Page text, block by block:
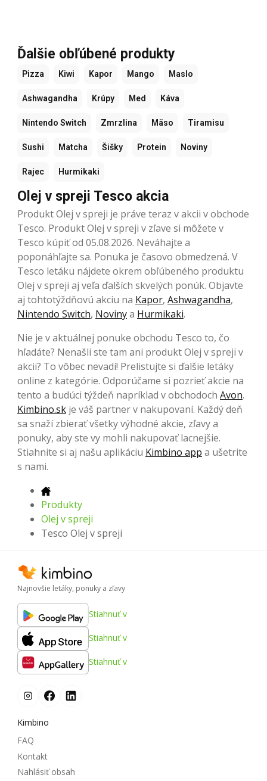
Ďalšie obľúbené produkty
Pizza Kiwi Kapor Mango Maslo
Ashwagandha Krúpy Med Káva
Nintendo Switch Zmrzlina Mäso Tiramisu
Sushi Matcha Šišky Protein Noviny
Rajec Hurmikaki
Olej v spreji Tesco akcia
Produkt Olej v spreji je práve teraz v akcii v obchode
Tesco. Produkt Olej v spreji v zľave si môžete v
Tesco kúpiť od 05.08.2026. Neváhajte a
poponáhľajte sa. Ponuka je časovo obmedzená. V
Tesco letáku nájdete okrem obľúbeného produktu
Olej v spreji aj veľa ďalších skvelých ponúk. Objavte
aj tohtotýždňovú akciu na Kapor, Ashwagandha,
Nintendo Switch, Novinya Hurmikaki.
Nie je v aktuálnej ponuke obchodu Tesco to, čo
hľadáte? Nenašli ste tam ani produkt Olej v spreji v
akcii? To vôbec nevadí! Prelistujte si ďalšie letáky
online z kategórie. Odporúčame si pozrieť akcie na
tento a budúci týždeň napríklad v obchodoch Avon.
Kimbino.sk je váš partner v nakupovaní. Každý deň
sa snaží zbierať všetky výhodné akcie, zľavy a
ponuky, aby ste vy mohli nakupovať lacnejšie.
Stiahnite si aj našu aplikáciu Kimbino app a ušetrite
s nami.
Produkty
Olej v spreji
Tesco Olej v spreji
Najnovšie letáky, ponuky a zľavy
Stiahnuť v
Stiahnuť v
Stiahnuť v
Kimbino
FAQ
Kontakt
Nahlásiť obsah